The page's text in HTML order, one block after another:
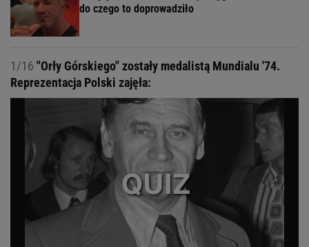
do czego to doprowadziło
1/16 "Orły Górskiego" zostały medalistą Mundialu '74.
Reprezentacja Polski zajęła: